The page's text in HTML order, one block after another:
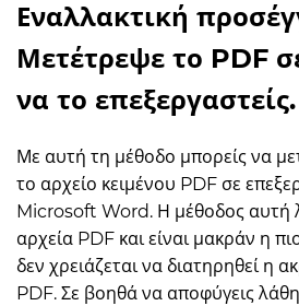
Εναλλακτική
Μετέτρεψε το PDF
να το επεξεργαστείς.
Με αυτή τη μέθοδο μπορείς να
το αρχείο κειμένου PDF σε
Microsoft Word. Η μέθοδος αυτή
αρχεία PDF και είναι μακράν η
δεν χρειάζεται να διατηρηθεί η
PDF. Σε βοηθά να αποφύγεις